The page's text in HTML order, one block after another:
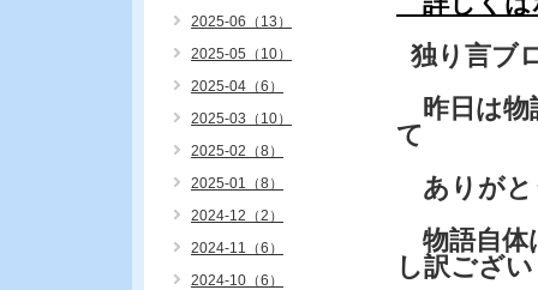
独り言ブ
昨日は物
て
ありがと
物語自体
し訳ござ
2025-06（13）
2025-05（10）
2025-04（6）
2025-03（10）
2025-02（8）
2025-01（8）
2024-12（2）
2024-11（6）
2024-10（6）